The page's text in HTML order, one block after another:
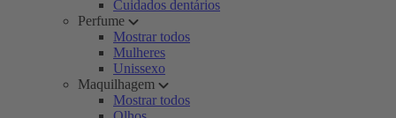
Cuidados dentários
Perfume
Mostrar todos
Mulheres
Unissexo
Maquilhagem
Mostrar todos